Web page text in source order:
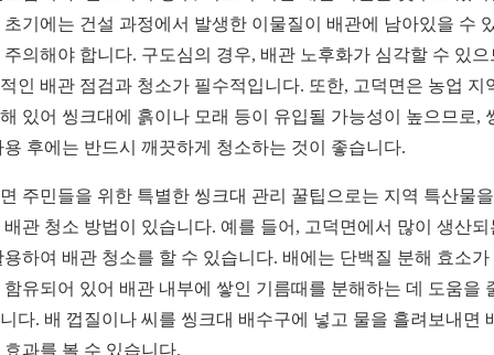
초기에는 건설 과정에서 발생한 이물질이 배관에 남아있을 수
주의해야 합니다. 구도심의 경우, 배관 노후화가 심각할 수 있으
인 배관 점검과 청소가 필수적입니다. 또한, 고덕면은 농업 지
있어 씽크대에 흙이나 모래 등이 유입될 가능성이 높으므로,
용 후에는 반드시 깨끗하게 청소하는 것이 좋습니다.
주민들을 위한 특별한 씽크대 관리 꿀팁으로는 지역 특산물
배관 청소 방법이 있습니다. 예를 들어, 고덕면에서 많이 생산되
용하여 배관 청소를 할 수 있습니다. 배에는 단백질 분해 효소가
함유되어 있어 배관 내부에 쌓인 기름때를 분해하는 데 도움을
다. 배 껍질이나 씨를 씽크대 배수구에 넣고 물을 흘려보내면
효과를 볼 수 있습니다.